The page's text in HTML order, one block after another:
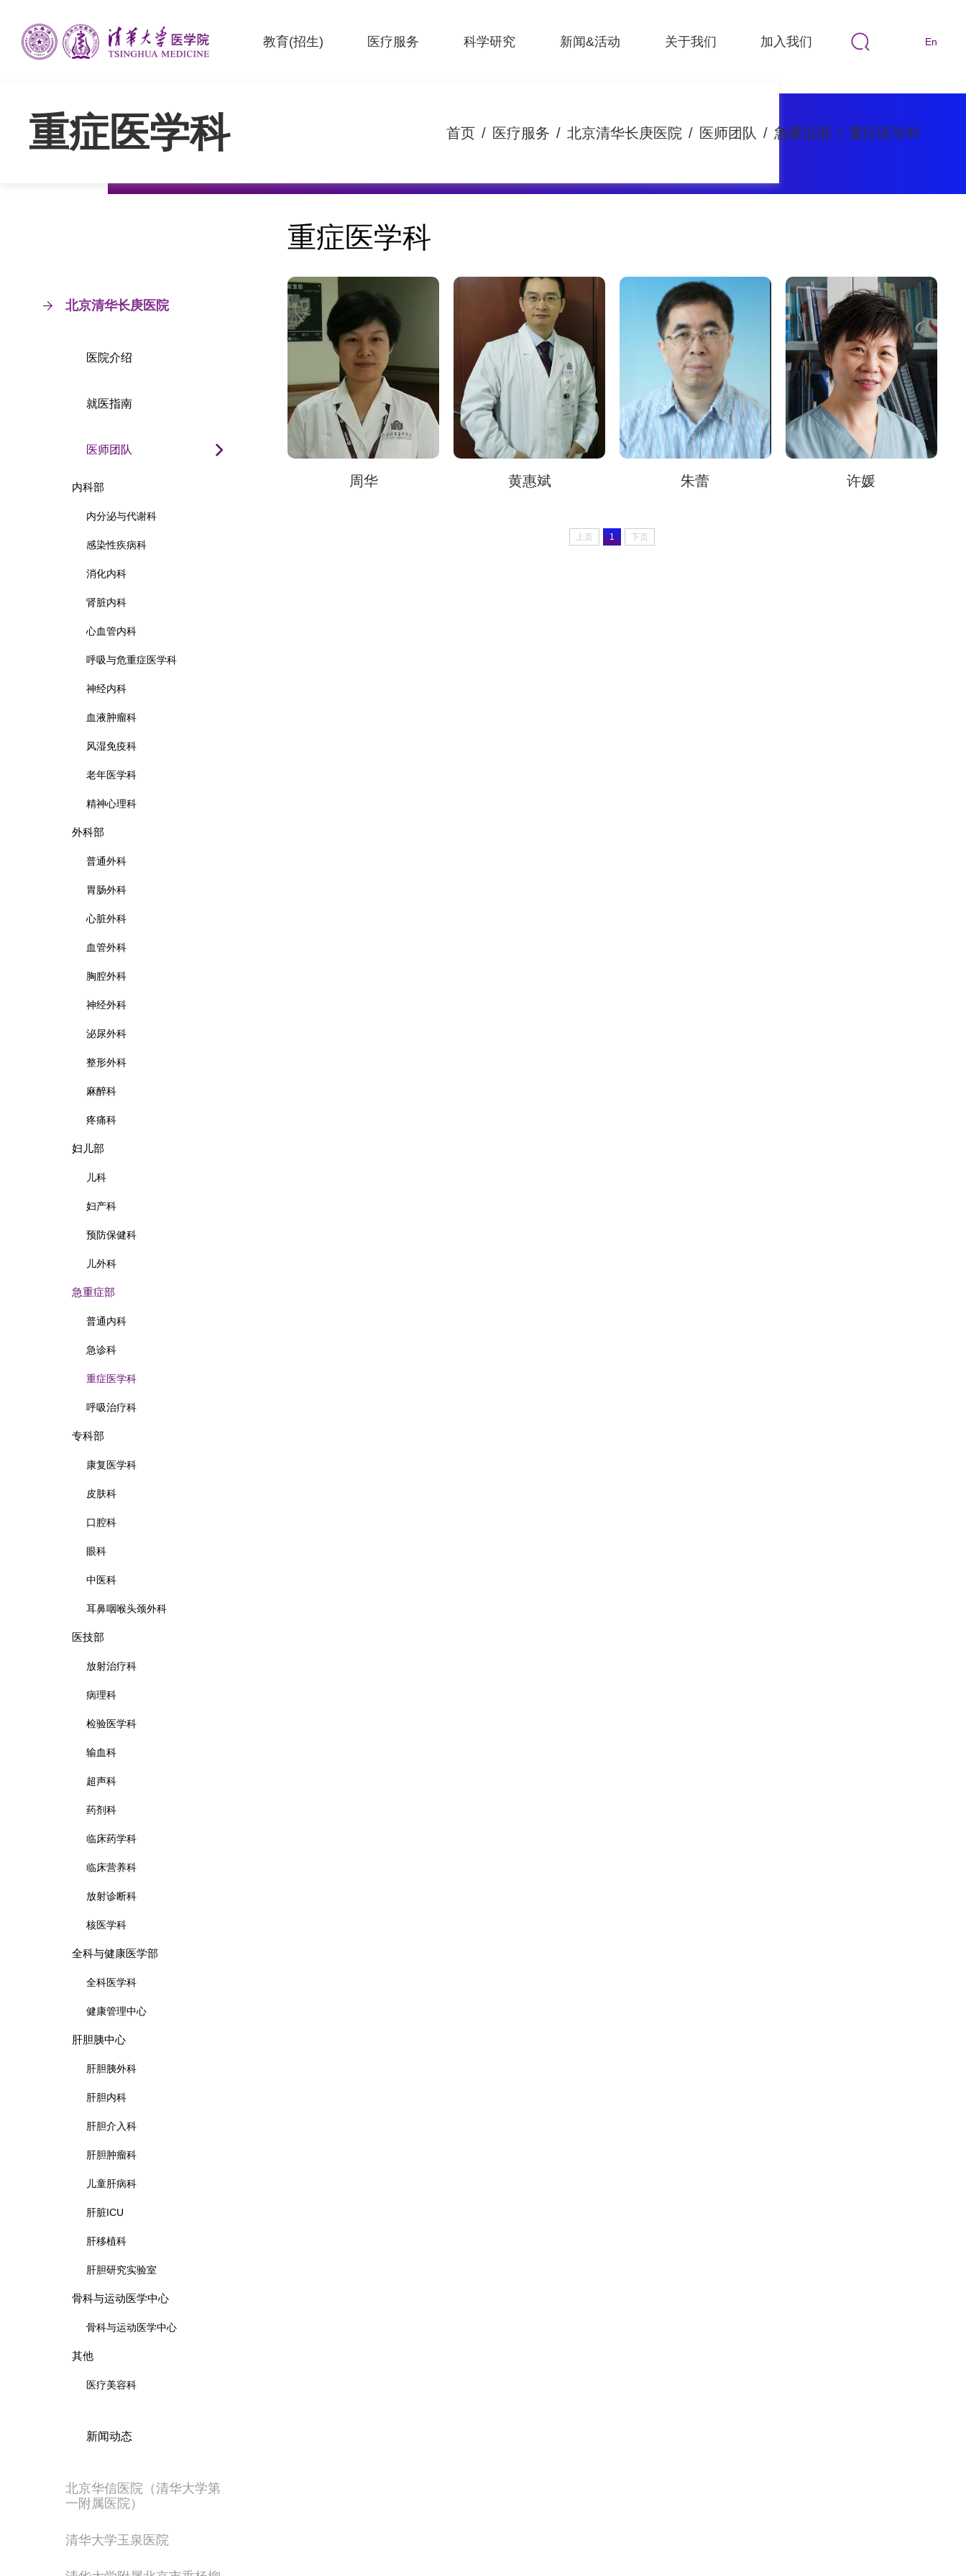
教育(招生) 医疗服务 科学研究 新闻&活动 关于我们 加入我们 En
重症医学科 首页 / 医疗服务 / 北京清华长庚医院 / 医师团队 / 急重症部 / 重症医学科
北京清华长庚医院
医院介绍
就医指南
医师团队
内科部
内分泌与代谢科
感染性疾病科
消化内科
肾脏内科
心血管内科
呼吸与危重症医学科
神经内科
血液肿瘤科
风湿免疫科
老年医学科
精神心理科
外科部
普通外科
胃肠外科
心脏外科
血管外科
胸腔外科
神经外科
泌尿外科
整形外科
麻醉科
疼痛科
妇儿部
儿科
妇产科
预防保健科
儿外科
急重症部
普通内科
急诊科
重症医学科
呼吸治疗科
专科部
康复医学科
皮肤科
口腔科
眼科
中医科
耳鼻咽喉头颈外科
医技部
放射治疗科
病理科
检验医学科
输血科
超声科
药剂科
临床药学科
临床营养科
放射诊断科
核医学科
全科与健康医学部
全科医学科
健康管理中心
肝胆胰中心
肝胆胰外科
肝胆内科
肝胆介入科
肝胆肿瘤科
儿童肝病科
肝脏ICU
肝移植科
肝胆研究实验室
骨科与运动医学中心
骨科与运动医学中心
其他
医疗美容科
新闻动态
北京华信医院（清华大学第
一附属医院）
清华大学玉泉医院
重症医学科
周华 黄惠斌 朱蕾 许媛
上页 1 下页